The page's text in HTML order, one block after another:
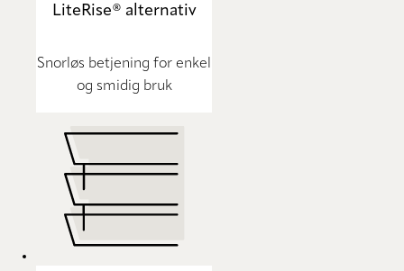
LiteRise® alternativ
Snorløs betjening for enkel
og smidig bruk